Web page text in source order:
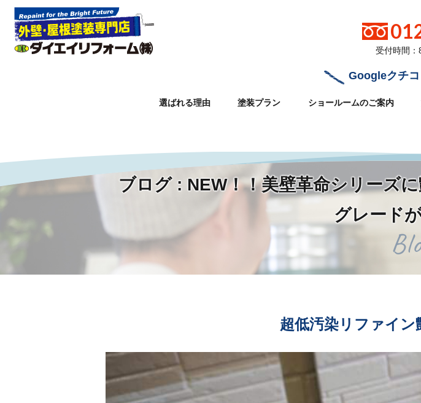
受付時間：
Googleクチ
選ばれる理由 塗装プラン ショールームのご案内
NEW！！美壁革命シリーズに艶消タイプのMS（無機シリコン）新
Warning: Undefined property: WP_Error::$slug in /home/lctxs32/daiei-reform.com/
ブログ : NEW！！美壁革命シリーズ
グレード
超低汚染リファイン